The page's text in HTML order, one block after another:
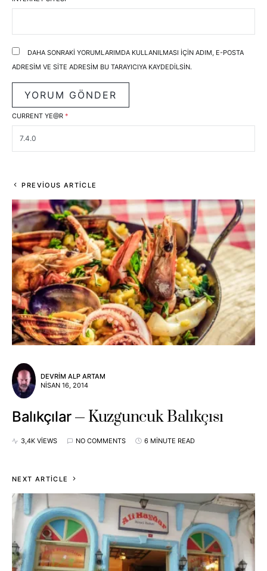
DAHA SONRAKI YORUMLARIMDA KULLANILMASI IÇIN ADIM, E-POSTA
ADRESIM VE SITE ADRESIM BU TARAYICIYA KAYDEDILSIN.
CURRENT YE@R *
PREVIOUS ARTICLE
DEVRIM ALP ARTAM
NISAN 16, 2014
Balıkçılar Kuzguncuk Balıkçısı
3,4K VIEWS NO COMMENTS 6 MINUTE READ
NEXT ARTICLE